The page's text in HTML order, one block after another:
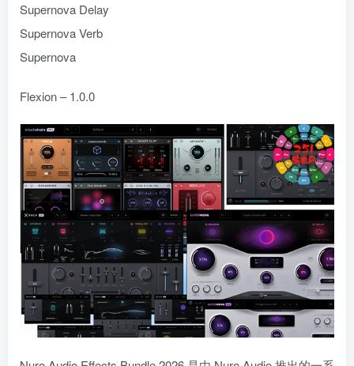
Supernova Delay
Supernova Verb
Supernova
Flexion – 1.0.0